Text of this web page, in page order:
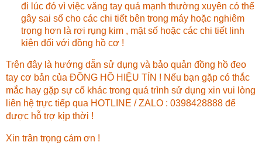
đi lúc đó vì việc văng tay quá mạnh thường xuyên có thể
gây sai số cho các chi tiết bên trong máy hoặc nghiêm
trọng hơn là rơi rụng kim , mặt số hoặc các chi tiết linh
kiện đối với đồng hồ cơ !
Trên đây là hướng dẫn sử dụng và bảo quản đồng hồ đeo
tay cơ bản của ĐỒNG HỒ HIỆU TÍN ! Nếu bạn gặp có thắc
mắc hay gặp sự cố khác trong quá trình sử dụng xin vui lòng
liên hệ trực tiếp qua HOTLINE / ZALO : 0398428888 để
được hỗ trợ kịp thời !
Xin trân trọng cám ơn !